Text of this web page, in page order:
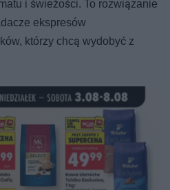
i świeżości. To rozwiązanie
ekspresów
którzy chcą wydobyć z